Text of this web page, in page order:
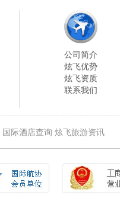
公司简介
炫飞优势
炫飞资质
联系我们
国际酒店查询 炫飞旅游资讯